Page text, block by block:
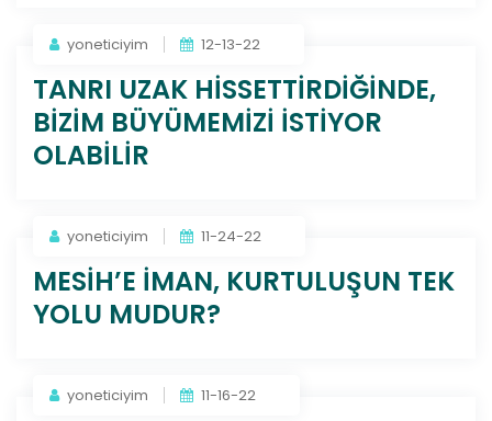
yoneticiyim 12-13-22
TANRI UZAK HİSSETTİRDİĞİNDE,
BİZİM BÜYÜMEMİZİ İSTİYOR
OLABİLİR
yoneticiyim 11-24-22
MESİH’E İMAN, KURTULUŞUN TEK
YOLU MUDUR?
yoneticiyim 11-16-22